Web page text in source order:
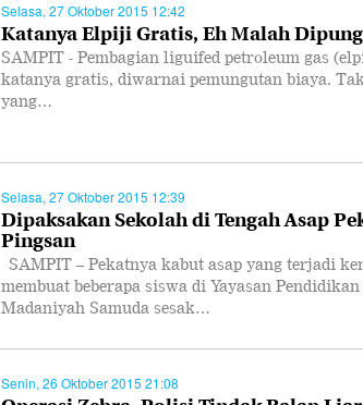
Selasa, 27 Oktober 2015 12:42
Katanya Elpiji Gratis, Eh Malah
SAMPIT - Pembagian liguifed petroleum gas
katanya gratis, diwarnai pemungutan biaya.
yang…
Selasa, 27 Oktober 2015 12:39
Dipaksakan Sekolah di Tengah Asap
Pingsan
SAMPIT – Pekatnya kabut asap yang terjadi
membuat beberapa siswa di Yayasan
Madaniyah Samuda sesak…
Senin, 26 Oktober 2015 21:08